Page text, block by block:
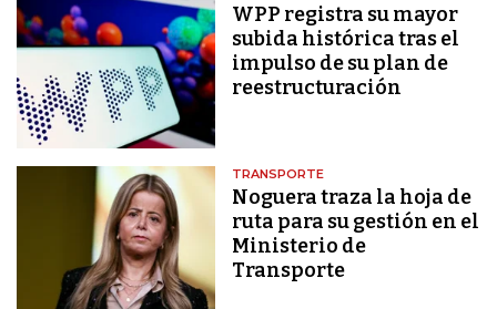
WPP registra su mayor
subida histórica tras el
impulso de su plan de
reestructuración
TRANSPORTE
Noguera traza la hoja de
ruta para su gestión en el
Ministerio de
Transporte